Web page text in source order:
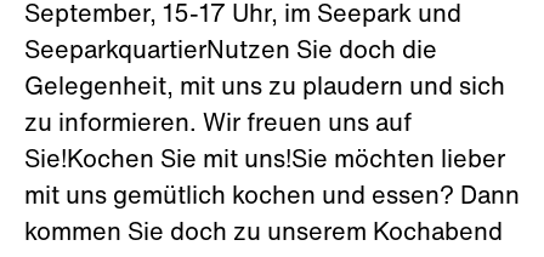
September, 15-17 Uhr, im Seepark und
SeeparkquartierNutzen Sie doch die
Gelegenheit, mit uns zu plaudern und sich
zu informieren. Wir freuen uns auf
Sie!Kochen Sie mit uns!Sie möchten lieber
mit uns gemütlich kochen und essen? Dann
kommen Sie doch zu unserem Kochabend